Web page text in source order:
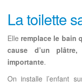
La toilette
Elle remplace le bain
cause d’un
importante.
On installe l’enfant